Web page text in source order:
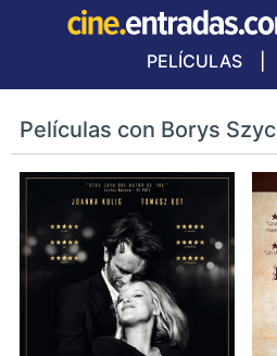
PELÍCULAS
Películas con Borys Szyc